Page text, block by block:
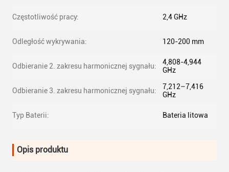
Częstotliwość pracy: 2,4 GHz
Odległość wykrywania: 120-200 mm
Odbieranie 2. zakresu harmonicznej sygnału:
4,808-4,944
GHz
Odbieranie 3. zakresu harmonicznej sygnału:
7,212–7,416
GHz
Typ Baterii: Bateria litowa
Opis produktu